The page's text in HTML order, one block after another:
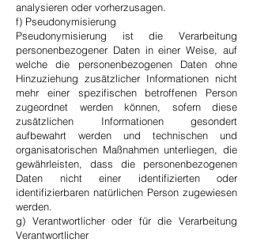
analysieren oder vorherzusagen.
f) Pseudonymisierung
Pseudonymisierung ist die Verarbeitung
personenbezogener Daten in einer Weise, auf
welche die personenbezogenen Daten ohne
Hinzuziehung zusätzlicher Informationen nicht
mehr einer spezifischen betroffenen Person
zugeordnet werden können, sofern diese
zusätzlichen Informationen gesondert
aufbewahrt werden und technischen und
organisatorischen Maßnahmen unterliegen, die
gewährleisten, dass die personenbezogenen
Daten nicht einer identifizierten oder
identifizierbaren natürlichen Person zugewiesen
werden.
g) Verantwortlicher oder für die Verarbeitung
Verantwortlicher